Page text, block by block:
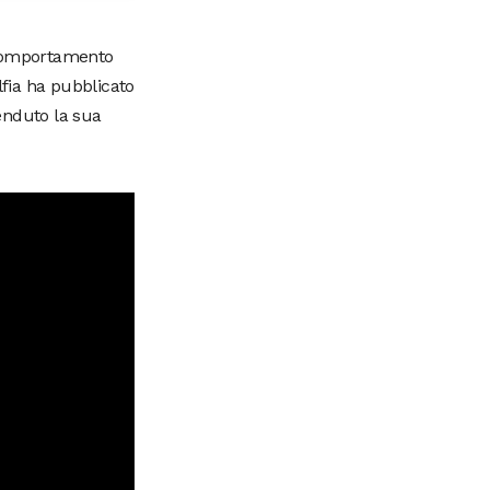
ha pubblicato
la sua